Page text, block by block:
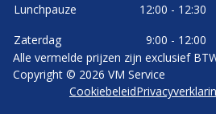
Lunchpauze
12:00 - 12:30
Zaterdag
9:00 - 12:00
Alle vermelde prijzen zijn exclusief
Copyright © 2026 VM Service
Cookiebeleid